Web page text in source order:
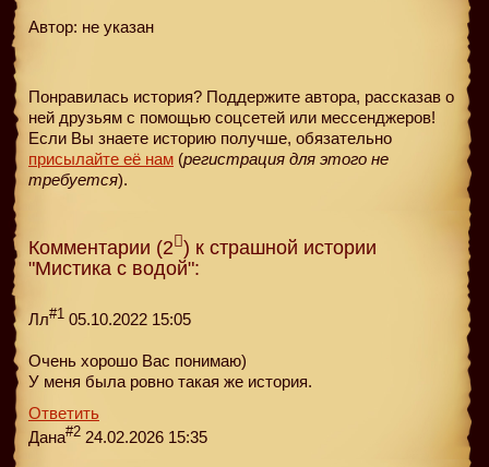
Автор: не указан
Понравилась история? Поддержите автора, рассказав о
ней друзьям с помощью соцсетей или мессенджеров!
Если Вы знаете историю получше, обязательно
присылайте её нам (регистрация для этого не
требуется).
Комментарии (2 ) к страшной истории
"Мистика с водой":
Лл#1 05.10.2022 15:05
Очень хорошо Вас понимаю)
У меня была ровно такая же история.
Ответить
Дана#2 24.02.2026 15:35